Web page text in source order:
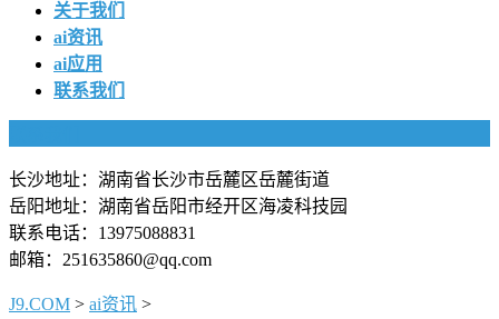
关于我们
ai资讯
ai应用
联系我们
长沙地址：湖南省长沙市岳麓区岳麓街道
岳阳地址：湖南省岳阳市经开区海凌科技园
联系电话：13975088831
邮箱：251635860@qq.com
J9.COM > ai资讯 >